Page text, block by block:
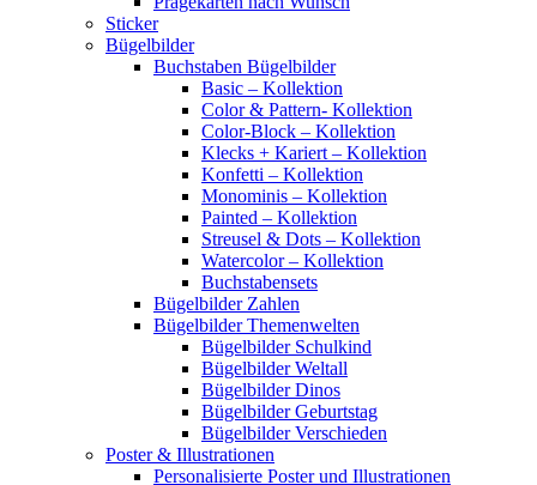
Sticker
Bügelbilder
Buchstaben Bügelbilder
Basic – Kollektion
Color & Pattern- Kollektion
Color-Block – Kollektion
Klecks + Kariert – Kollektion
Konfetti – Kollektion
Monominis – Kollektion
Painted – Kollektion
Streusel & Dots – Kollektion
Watercolor – Kollektion
Buchstabensets
Bügelbilder Zahlen
Bügelbilder Themenwelten
Bügelbilder Schulkind
Bügelbilder Weltall
Bügelbilder Dinos
Bügelbilder Geburtstag
Bügelbilder Verschieden
Poster & Illustrationen
Personalisierte Poster und Illustrationen